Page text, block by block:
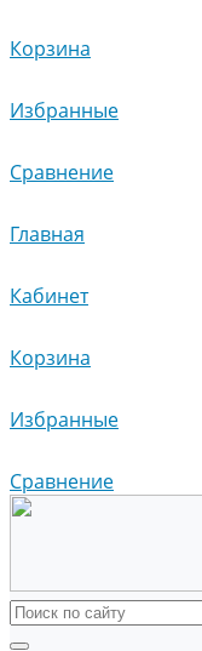
Корзина
Избранные
Сравнение
Главная
Кабинет
Корзина
Избранные
Сравнение